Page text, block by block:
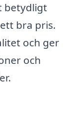
betydligt
bra pris.
och ger
och